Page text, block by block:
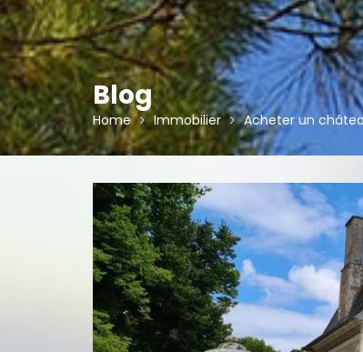
Blog
Home Immobilier Acheter un